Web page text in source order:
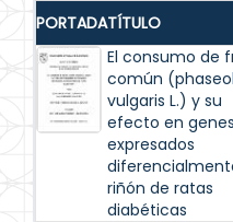
PORTADATÍTULO
El consumo de
común
vulgaris L.) y su
efecto en genes
expresados
riñón de ratas
diabéticas